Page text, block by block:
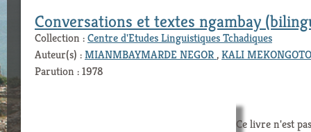
Conversations et textes ngambay
Collection :Centre d'Etudes Linguistiques Tchadiques
Auteur(s) :MIANMBAYMARDE NEGOR,KALI MEKONGOTO
Parution : 1978
Ce livre n'est